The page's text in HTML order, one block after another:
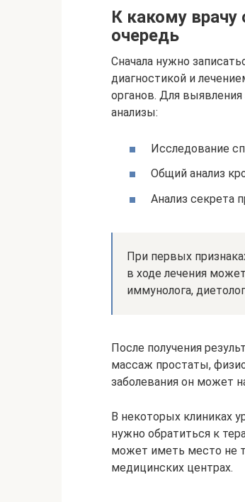
К какому врачу
очередь
Сначала нужно
диагностикой и
органов. Для выявления
анализы:
Исследование
Общий анализ
Анализ секрета
При первых
в ходе лечения
иммунолога,
После получения
массаж простаты,
заболевания он может
В некоторых клиниках
нужно обратиться к
может иметь место не
медицинских центрах.